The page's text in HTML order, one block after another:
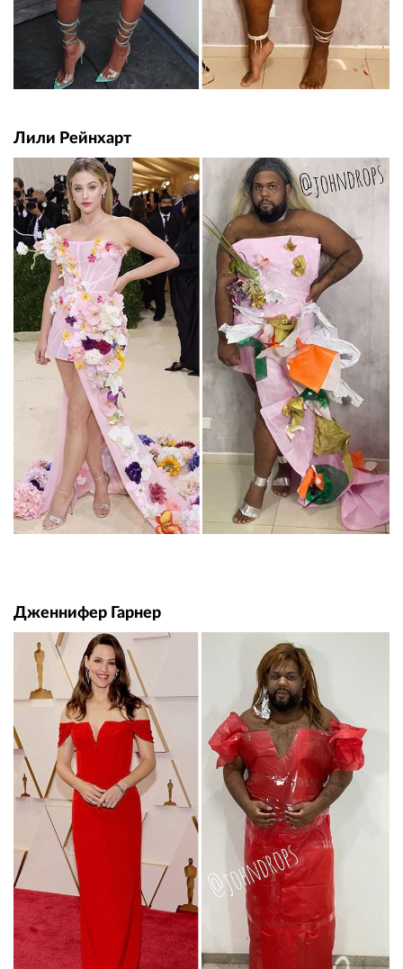
Лили Рейнхарт
Дженнифер Гарнер